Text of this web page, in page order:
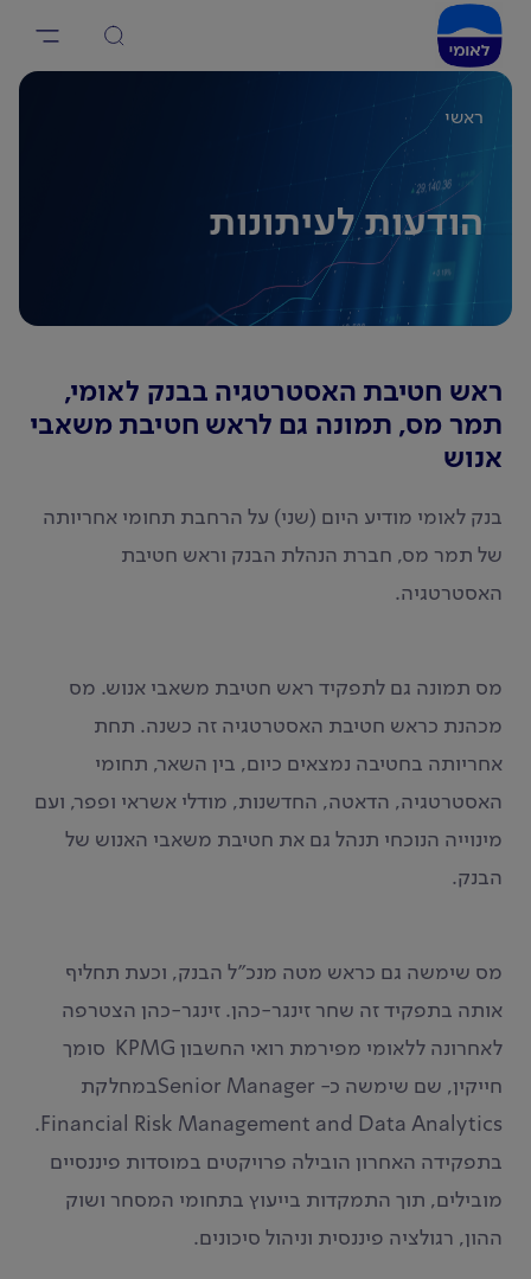
ראשי
הודעות לעיתונות
ראש חטיבת האסטרטגיה בבנק לאומי,
תמר מס, תמונה גם לראש חטיבת משאבי
אנוש
בנק לאומי מודיע היום (שני) על הרחבת תחומי אחריותה
של תמר מס, חברת הנהלת הבנק וראש חטיבת
האסטרטגיה.
מס תמונה גם לתפקיד ראש חטיבת משאבי אנוש. מס
מכהנת כראש חטיבת האסטרטגיה זה כשנה. תחת
אחריותה בחטיבה נמצאים כיום, בין השאר, תחומי
האסטרטגיה, הדאטה, החדשנות, מודלי אשראי ופפר, ועם
מינוייה הנוכחי תנהל גם את חטיבת משאבי האנוש של
הבנק.
מס שימשה גם כראש מטה מנכ״ל הבנק, וכעת תחליף
אותה בתפקיד זה שחר זינגר-כהן. זינגר-כהן הצטרפה
לאחרונה ללאומי מפירמת רואי החשבון KPMG סומך
חייקין, שם שימשה כ- Senior Managerבמחלקת
Financial Risk Management and Data Analytics.
בתפקידה האחרון הובילה פרויקטים במוסדות פיננסיים
מובילים, תוך התמקדות בייעוץ בתחומי המסחר ושוק
ההון, רגולציה פיננסית וניהול סיכונים.